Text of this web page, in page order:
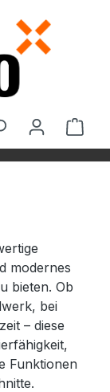
modernes
bieten. Ob
bei
– diese
Funktionen